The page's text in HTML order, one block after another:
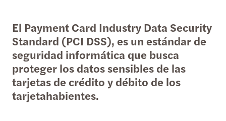
El Payment Card Industry Data Security
Standard (PCI DSS), es un estándar de
seguridad informática que busca
proteger los datos sensibles de las
tarjetas de crédito y débito de los
tarjetahabientes.